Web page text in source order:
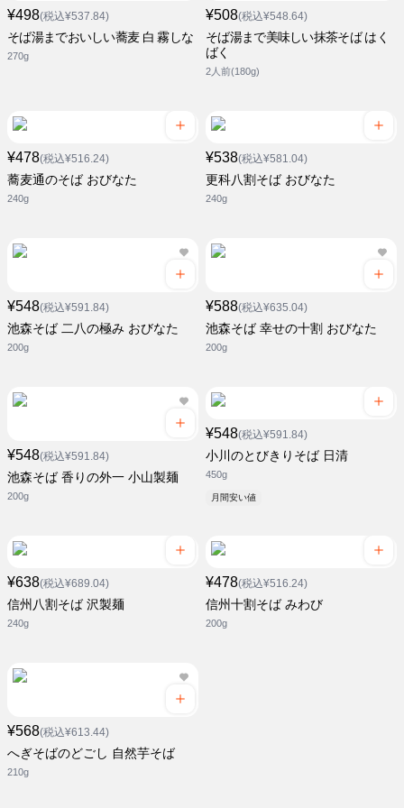
¥498(税込¥537.84)
そば湯までおいしい蕎麦 白 霧しな
270g
¥508(税込¥548.64)
そば湯まで美味しい抹茶そば はく
ばく
2人前(180g)
¥478(税込¥516.24)
蕎麦通のそば おびなた
240g
¥538(税込¥581.04)
更科八割そば おびなた
240g
¥548(税込¥591.84)
池森そば 二八の極み おびなた
200g
¥588(税込¥635.04)
池森そば 幸せの十割 おびなた
200g
¥548(税込¥591.84)
池森そば 香りの外一 小山製麺
200g
¥548(税込¥591.84)
小川のとびきりそば 日清
450g
月間安い値
¥638(税込¥689.04)
信州八割そば 沢製麺
240g
¥478(税込¥516.24)
信州十割そば みわび
200g
¥568(税込¥613.44)
へぎそばのどごし 自然芋そば
210g